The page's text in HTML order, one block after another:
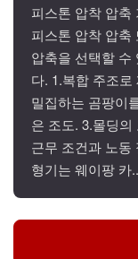
피스톤 압착 압축
피스톤 압착 압축
압축을 선택할 수
다. 1.복합 주조
밀집하는 곰팡이
은 조도. 3.몰딩
근무 조건과 노동
형기는 웨이팡 카